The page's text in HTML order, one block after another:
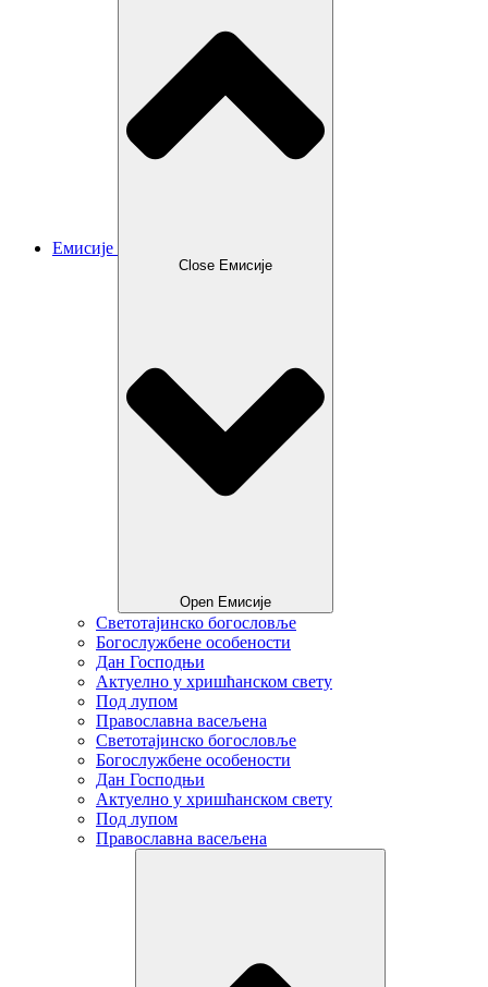
Емисије
Close Емисије
Open Емисије
Светотајинско богословље
Богослужбене особености
Дан Господњи
Актуелно у хришћанском свету
Под лупом
Православна васељена
Светотајинско богословље
Богослужбене особености
Дан Господњи
Актуелно у хришћанском свету
Под лупом
Православна васељена